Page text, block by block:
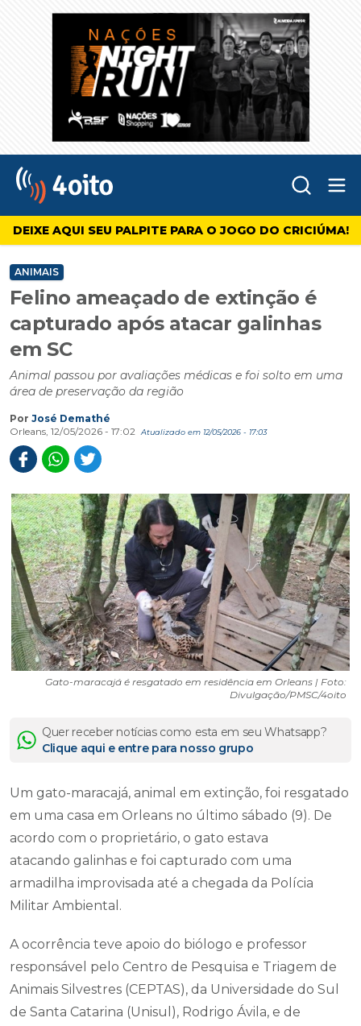
4oito
DEIXE AQUI SEU PALPITE PARA O JOGO DO CRICIÚMA!
ANIMAIS
Felino ameaçado de extinção é
capturado após atacar galinhas
em SC
Animal passou por avaliações médicas e foi solto em uma
área de preservação da região
Por José Demathé
Orleans, 12/05/2026 - 17:02
Atualizado em 12/05/2026 - 17:03
Gato-maracajá é resgatado em residência em Orleans | Foto:
Divulgação/PMSC/4oito
Quer receber notícias como esta em seu Whatsapp?
Clique aqui e entre para nosso grupo
Um gato-maracajá, animal em extinção, foi resgatado
em uma casa em Orleans no último sábado (9). De
acordo com o proprietário, o gato estava
atacando galinhas e foi capturado com uma
armadilha improvisada até a chegada da Polícia
Militar Ambiental.
A ocorrência teve apoio do biólogo e professor
responsável pelo Centro de Pesquisa e Triagem de
Animais Silvestres (CEPTAS), da Universidade do Sul
de Santa Catarina (Unisul), Rodrigo Ávila, e de